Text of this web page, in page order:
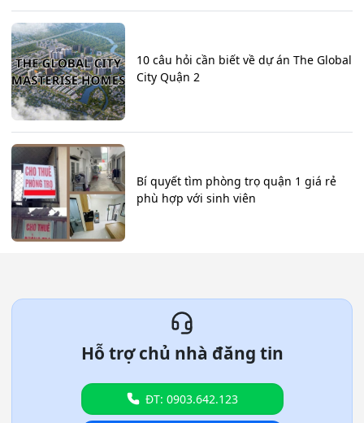
10 câu hỏi cần biết về dự án The Global
City Quận 2
Bí quyết tìm phòng trọ quận 1 giá rẻ
phù hợp với sinh viên
Hỗ trợ chủ nhà đăng tin
ĐT: 0903.642.123